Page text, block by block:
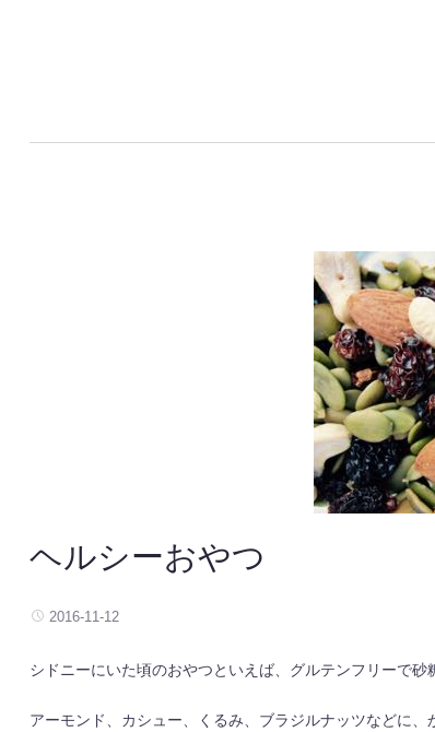
ヘルシーおやつ
2016-11-12
シドニーにいた頃のおやつといえば、グルテンフリーで砂
アーモンド、カシュー、くるみ、ブラジルナッツなどに